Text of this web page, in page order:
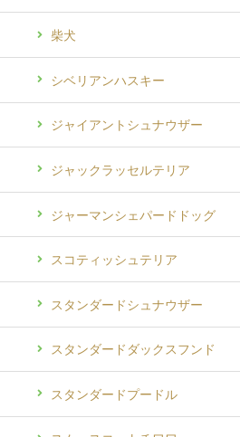
柴犬
シベリアンハスキー
ジャイアントシュナウザー
ジャックラッセルテリア
ジャーマンシェパードドッグ
スコティッシュテリア
スタンダードシュナウザー
スタンダードダックスフンド
スタンダードプードル